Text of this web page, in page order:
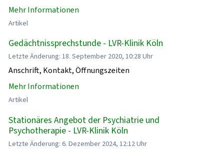
Mehr Informationen
Artikel
Gedächtnissprechstunde - LVR-Klinik Köln
Letzte Änderung: 18. September 2020, 10:28 Uhr
Anschrift, Kontakt, Öffnungszeiten
Mehr Informationen
Artikel
Stationäres Angebot der Psychiatrie und
Psychotherapie - LVR-Klinik Köln
Letzte Änderung: 6. Dezember 2024, 12:12 Uhr